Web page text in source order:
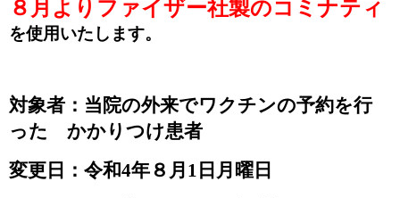
８月よりファイザー社製のコミナティ
を使用いたします。
対象者：当院の外来でワクチンの予約を行
った かかりつけ患者
変更日：令和4年８月 1 日月曜日